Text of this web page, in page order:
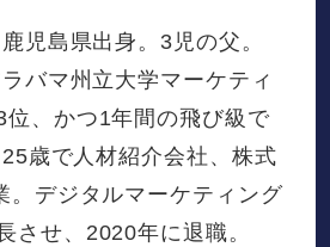
児島県出身。3児の父。
バマ州立大学マーケティ
位、かつ1年間の飛び級で
歳で人材紹介会社、株式
。デジタルマーケティング
させ、2020年に退職。